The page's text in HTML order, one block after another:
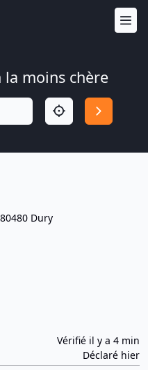
moins chère
Dury
Vérifié il y a 4 min
Déclaré hier